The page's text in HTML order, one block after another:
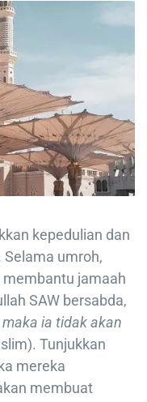
kepedulian dan
Selama umroh,
jamaah
SAW bersabda,
ia tidak akan
Tunjukkan
mereka
membuat